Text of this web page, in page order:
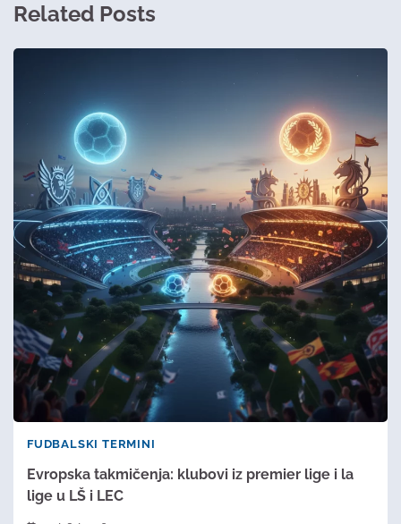
Related Posts
FUDBALSKI TERMINI
Evropska takmičenja: klubovi iz premier lige i la
lige u LŠ i LEC